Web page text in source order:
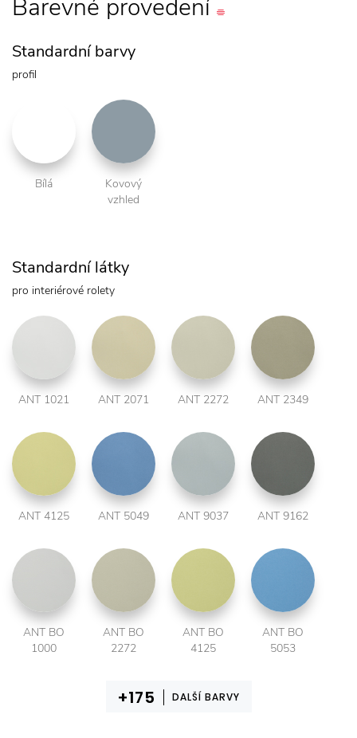
Barevné provedení
Standardní barvy
profil
Bílá
Kovový
vzhled
Standardní látky
pro interiérové rolety
ANT 1021 ANT 2071 ANT 2272 ANT 2349
ANT 4125 ANT 5049 ANT 9037 ANT 9162
ANT BO
1000
ANT BO
2272
ANT BO
4125
ANT BO
5053
DALŠÍ BARVY